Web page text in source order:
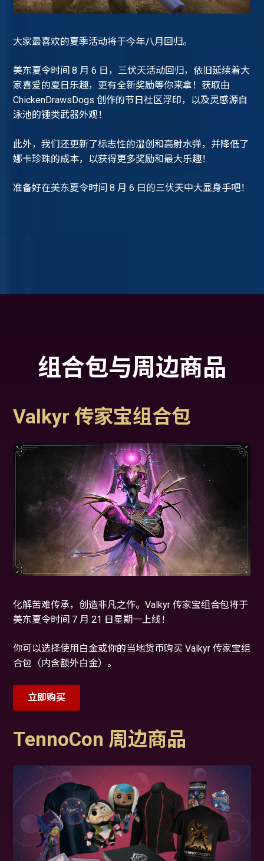
大家最喜欢的夏季活动将于今年八月回归。
美东夏令时间 8 月 6 日，三伏天活动回归，依旧延续着大
家喜爱的夏日乐趣，更有全新奖励等你来拿！获取由
ChickenDrawsDogs 创作的节日社区浮印，以及灵感源自
泳池的锤类武器外观！
此外，我们还更新了标志性的湿创和高射水弹，并降低了
娜卡珍珠的成本，以获得更多奖励和最大乐趣！
准备好在美东夏令时间 8 月 6 日的三伏天中大显身手吧！
组合包与周边商品
Valkyr 传家宝组合包
化解苦难传承，创造非凡之作。Valkyr 传家宝组合包将于
美东夏令时间 7 月 21 日星期一上线！
你可以选择使用白金或你的当地货币购买 Valkyr 传家宝组
合包（内含额外白金）。
立即购买
TennoCon 周边商品